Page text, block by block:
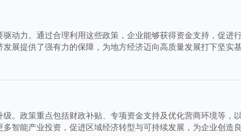
动力。通过合理利用这些政策，企业能够获得资金支持，促进
展提供了强有力的保障，为地方经济迈向高质量发展打下坚实基
。政策重点包括财政补贴、专项资金支持及优化营商环境等，
智能产业投资，促进区域经济转型与可持续发展，为企业创造